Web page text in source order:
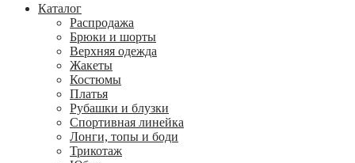
Каталог
Распродажа
Брюки и шорты
Верхняя одежда
Жакеты
Костюмы
Платья
Рубашки и блузки
Спортивная линейка
Лонги, топы и боди
Трикотаж